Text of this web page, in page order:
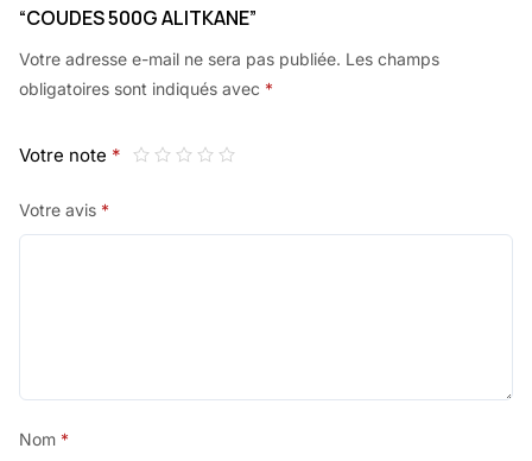
“COUDES 500G ALITKANE”
Votre adresse e-mail ne sera pas publiée. Les champs
obligatoires sont indiqués avec *
Votre note *
Votre avis *
Nom *